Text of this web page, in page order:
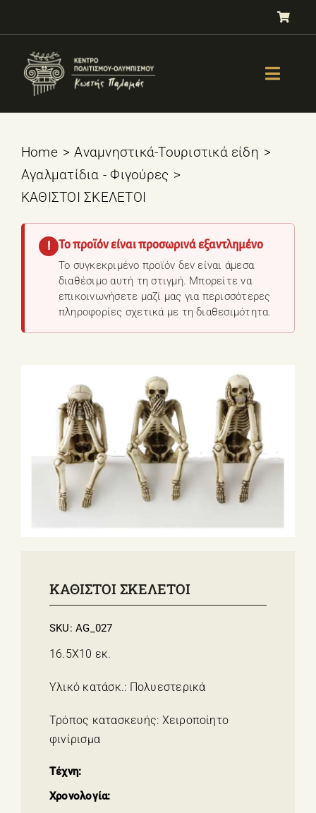
Toggle
ΟΛΥΜΠΙΣΜΟΣ
ΤΕΣΤ ΕΠΙΛΟΓΗΣ ΑΘΛΗΜΑΤΟΣ
ΒΙΒΛΙΑ
E-SHOP – Πωλητήριο
ΣΧΕΤΙΚΑ ΜΕ ΕΜΑΣ
Home
Αναμνηστικά-Τουριστικά είδη
Αγαλματίδια - Φιγούρες
ΚΑΘΙΣΤΟΙ ΣΚΕΛΕΤΟΙ
!
Το προϊόν είναι προσωρινά εξαντλημένο
Το συγκεκριμένο προϊόν δεν είναι άμεσα
διαθέσιμο αυτή τη στιγμή. Μπορείτε να
επικοινωνήσετε μαζί μας για περισσότερες
πληροφορίες σχετικά με τη διαθεσιμότητα.
ΚΑΘΙΣΤΟΙ ΣΚΕΛΕΤΟΙ
SKU:AG_027
16.5X10 εκ.
Υλικό κατάσκ.: Πολυεστερικά
Τρόπος κατασκευής: Χειροποίητο
φινίρισμα
Τέχνη:
Χρονολογία: